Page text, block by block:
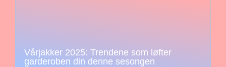
Vårjakker 2025: Trendene som løfter
garderoben din denne sesongen